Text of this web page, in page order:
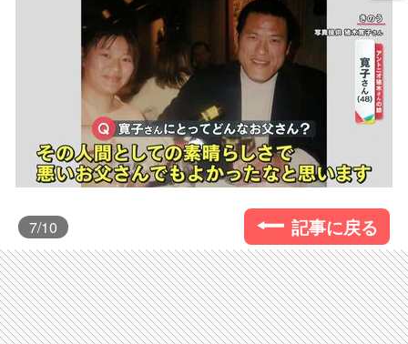
7/10 記事に戻る